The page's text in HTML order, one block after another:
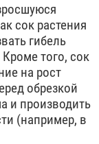
сок растения
гибель
того, сок
на рост
обрезкой
и производить
(например, в